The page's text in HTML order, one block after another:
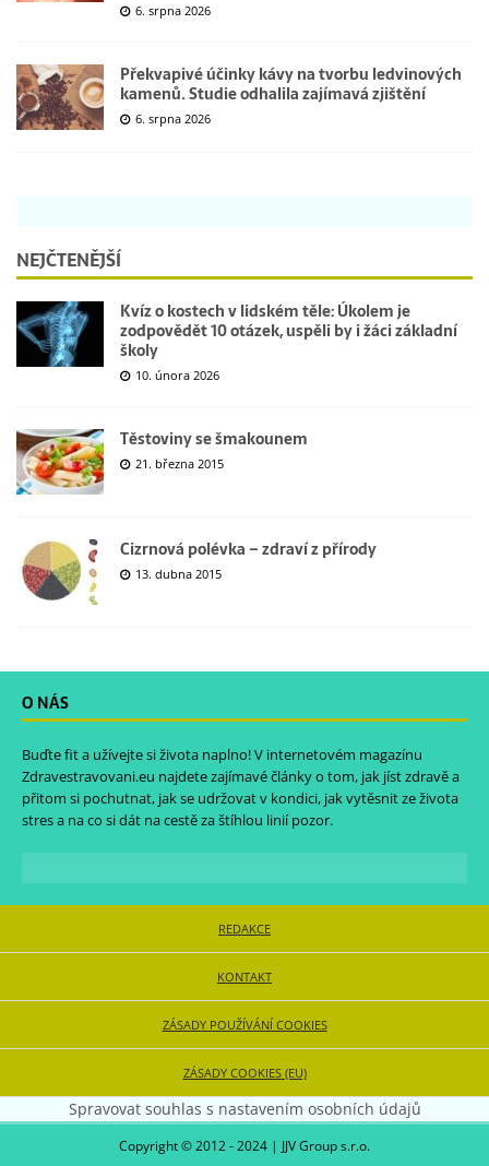
6. srpna 2026
Překvapivé účinky kávy na tvorbu ledvinových
kamenů. Studie odhalila zajímavá zjištění
6. srpna 2026
NEJČTENĚJŠÍ
Kvíz o kostech v lidském těle: Úkolem je
zodpovědět 10 otázek, uspěli by i žáci základní
školy
10. února 2026
Těstoviny se šmakounem
21. března 2015
Cizrnová polévka – zdraví z přírody
13. dubna 2015
O NÁS
Buďte fit a užívejte si života naplno! V internetovém magazínu
Zdravestravovani.eu najdete zajímavé články o tom, jak jíst zdravě a
přitom si pochutnat, jak se udržovat v kondici, jak vytěsnit ze života
stres a na co si dát na cestě za štíhlou linií pozor.
REDAKCE
KONTAKT
ZÁSADY POUŽÍVÁNÍ COOKIES
ZÁSADY COOKIES (EU)
Spravovat souhlas s nastavením osobních údajů
Copyright © 2012 - 2024 | JJV Group s.r.o.